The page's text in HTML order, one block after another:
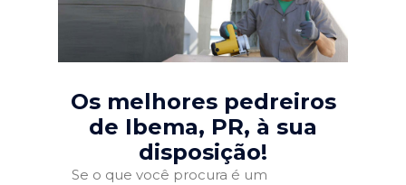
Os melhores pedreiros
de Ibema, PR, à sua
disposição!
Se o que você procura é um